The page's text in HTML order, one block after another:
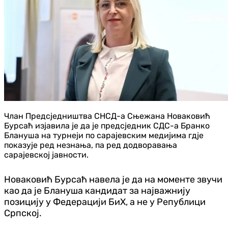
Члан Предсједништва СНСД-а Сњежана Новаковић
Бурсаћ изјавила је да је предсједник СДС-а Бранко
Блануша на турнеји по сарајевским медијима гд‌је
показује ред незнања, па ред додворавања
сарајевској јавности.
Новаковић Бурсаћ навела је да на моменте звучи
као да је Блануша кандидат за најважнију
позицију у Федерацији БиХ, а не у Републици
Српској.